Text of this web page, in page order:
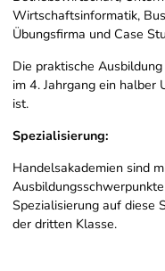
Wirtschaftsinformatik,
Übungsfirma und Case
Die praktische
im 4. Jahrgang ein halber
ist.
Spezialisierung:
Handelsakademien sind
Spezialisierung auf diese
der dritten Klasse.